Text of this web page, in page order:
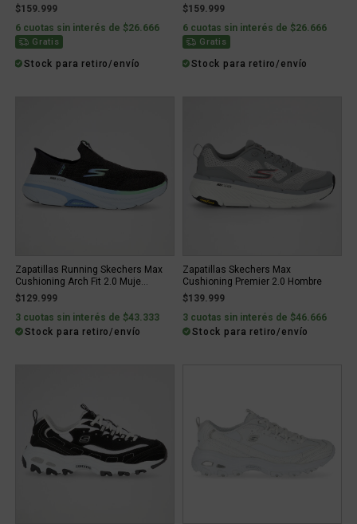
$159.999
6 cuotas sin interés de $26.666
Gratis
Stock para retiro/envío
$159.999
6 cuotas sin interés de $26.666
Gratis
Stock para retiro/envío
Zapatillas Running Skechers Max
Cushioning Arch Fit 2.0 Muje...
$129.999
3 cuotas sin interés de $43.333
Stock para retiro/envío
Zapatillas Skechers Max
Cushioning Premier 2.0 Hombre
$139.999
3 cuotas sin interés de $46.666
Stock para retiro/envío